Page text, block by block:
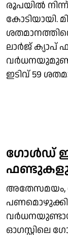
രൂപയില്‍
കോടിയായി.
ലാര്‍ജ് ക്യാപ്
വര്‍ധനയുമുണ്ട്.
ഇടിവ് 59
ഗോള്‍ഡ്
അതേസമയം,
ഓഗസ്റ്റിലെ